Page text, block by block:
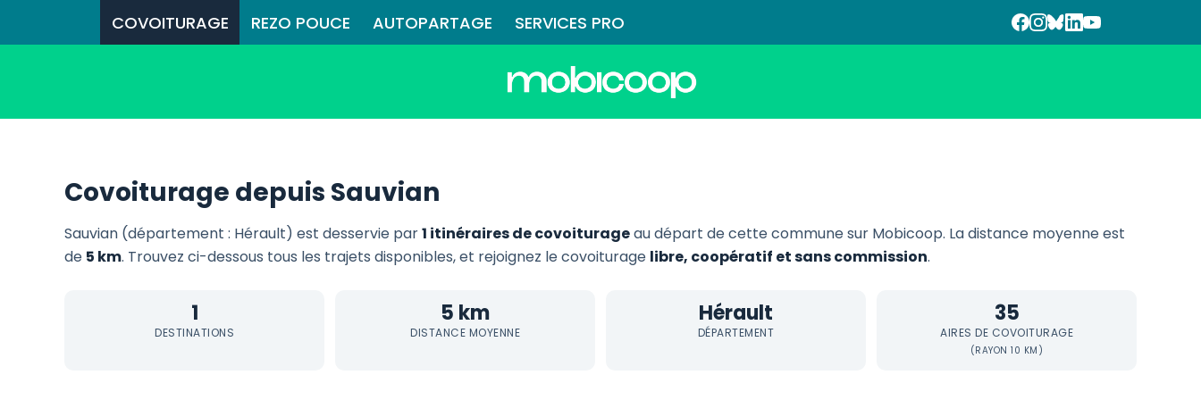
COVOITURAGE REZO POUCE AUTOPARTAGE SERVICES PRO
Covoiturage depuis Sauvian
Sauvian (département : Hérault) est desservie par1 itinéraires de covoiturageau départ de cette commune sur Mobicoop. La distance moyenne est
de 5 km. Trouvez ci-dessous tous les trajets disponibles, et rejoignez le covoiturage libre, coopératif et sans commission.
1
DESTINATIONS
5 km
DISTANCE MOYENNE
Hérault
DÉPARTEMENT
35
AIRES DE COVOITURAGE
(RAYON 10 KM)